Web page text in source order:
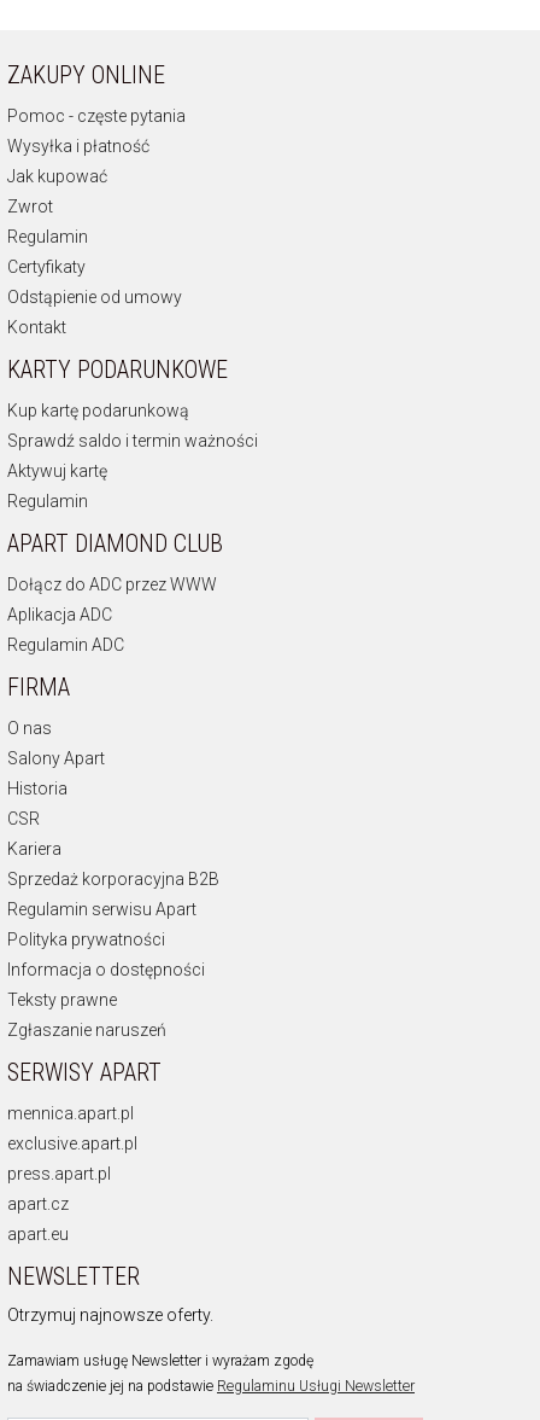
ZAKUPY ONLINE
Pomoc - częste pytania
Wysyłka i płatność
Jak kupować
Zwrot
Regulamin
Certyfikaty
Odstąpienie od umowy
Kontakt
KARTY PODARUNKOWE
Kup kartę podarunkową
Sprawdź saldo i termin ważności
Aktywuj kartę
Regulamin
APART DIAMOND CLUB
Dołącz do ADC przez WWW
Aplikacja ADC
Regulamin ADC
FIRMA
O nas
Salony Apart
Historia
CSR
Kariera
Sprzedaż korporacyjna B2B
Regulamin serwisu Apart
Polityka prywatności
Informacja o dostępności
Teksty prawne
Zgłaszanie naruszeń
SERWISY APART
mennica.apart.pl
exclusive.apart.pl
press.apart.pl
apart.cz
apart.eu
NEWSLETTER
Otrzymuj najnowsze oferty.
Zamawiam usługę Newsletter i wyrażam zgodę
na świadczenie jej na podstawie Regulaminu Usługi Newsletter